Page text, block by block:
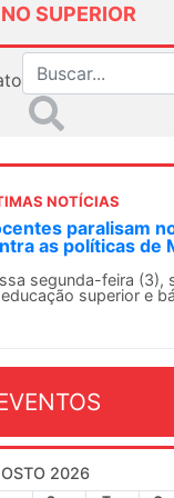
SUPERIOR
NOTÍCIAS
SN convoca
agosto
SN conclama